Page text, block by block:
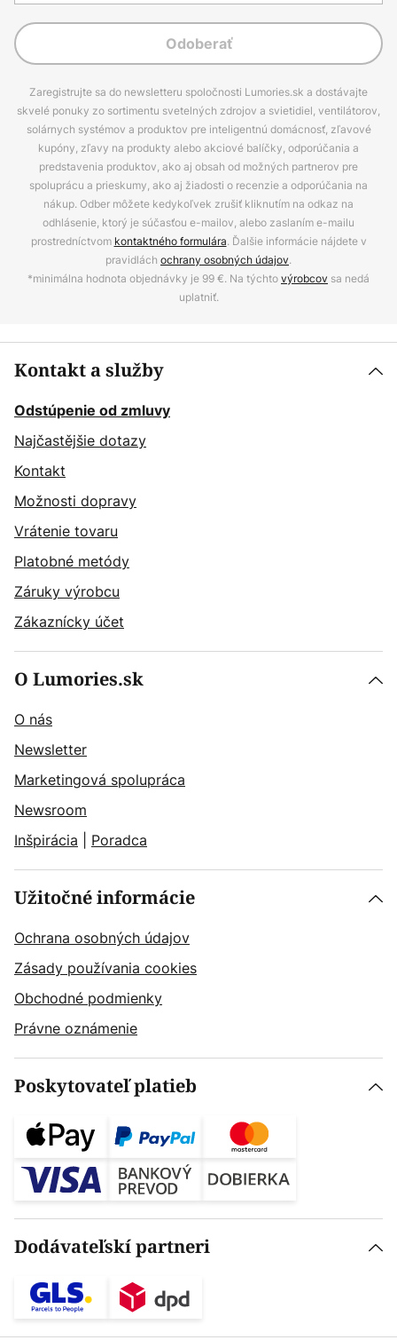
Odoberať
Zaregistrujte sa do newsletteru spoločnosti Lumories.sk a dostávajte
skvelé ponuky zo sortimentu svetelných zdrojov a svietidiel, ventilátorov,
solárnych systémov a produktov pre inteligentnú domácnosť, zľavové
kupóny, zľavy na produkty alebo akciové balíčky, odporúčania a
predstavenia produktov, ako aj obsah od možných partnerov pre
spoluprácu a prieskumy, ako aj žiadosti o recenzie a odporúčania na
nákup. Odber môžete kedykoľvek zrušiť kliknutím na odkaz na
odhlásenie, ktorý je súčasťou e-mailov, alebo zaslaním e-mailu
prostredníctvom kontaktného formulára. Ďalšie informácie nájdete v
pravidlách ochrany osobných údajov.
*minimálna hodnota objednávky je 99 €. Na týchtovýrobcov sa nedá
uplatniť.
Kontakt a služby
Odstúpenie od zmluvy
Najčastějšie dotazy
Kontakt
Možnosti dopravy
Vrátenie tovaru
Platobné metódy
Záruky výrobcu
Zákaznícky účet
O Lumories.sk
O nás
Newsletter
Marketingová spolupráca
Newsroom
Inšpirácia
Poradca
Užitočné informácie
Ochrana osobných údajov
Zásady používania cookies
Obchodné podmienky
Právne oznámenie
Poskytovateľ platieb
Dodávateľskí partneri